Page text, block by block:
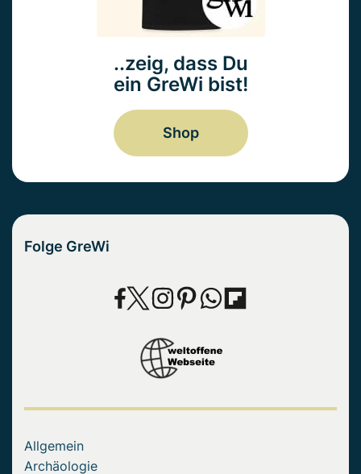
..zeig, dass Du
ein GreWi bist!
Shop
Folge GreWi
Allgemein
Archäologie